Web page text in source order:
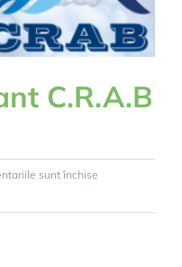
C.R.A.B
sunt închise
Important